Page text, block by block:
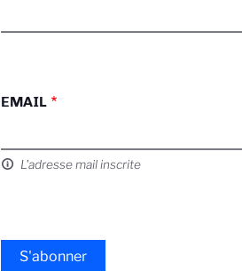
EMAIL
L'adresse mail inscrite